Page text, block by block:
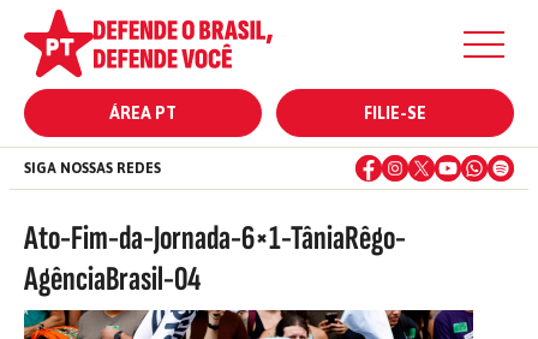
ÁREA PT FILIE-SE
SIGA NOSSAS REDES
Ato-Fim-da-Jornada-6×1-TâniaRêgo-
AgênciaBrasil-04